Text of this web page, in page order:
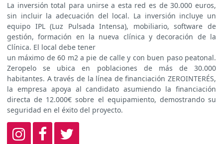
La inversión total para unirse a esta red es de 30.000 euros,
sin incluir la adecuación del local. La inversión incluye un
equipo IPL (Luz Pulsada Intensa), mobiliario, software de
gestión, formación en la nueva clínica y decoración de la
Clínica. El local debe tener
un máximo de 60 m2 a pie de calle y con buen paso peatonal.
Zeropelo se ubica en poblaciones de más de 30.000
habitantes. A través de la línea de financiación ZEROINTERÉS,
la empresa apoya al candidato asumiendo la financiación
directa de 12.000€ sobre el equipamiento, demostrando su
seguridad en el éxito del proyecto.